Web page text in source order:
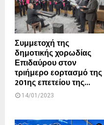
Συμμετοχή της
δημοτικής χορωδίας
Επιδαύρου στον
τριήμερο εορτασμό της
201ης επετείου της...
14/01/2023